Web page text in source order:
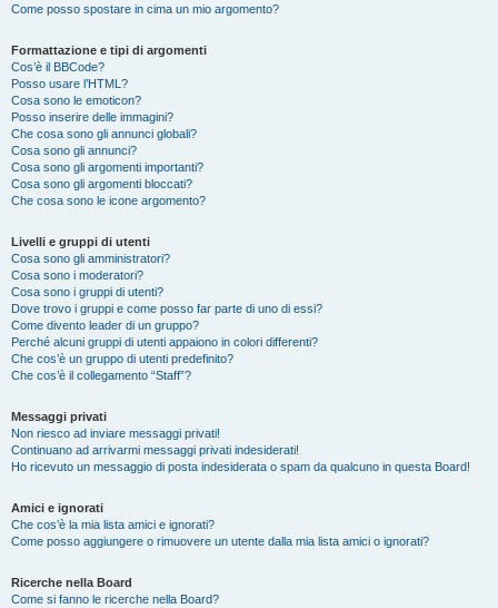
Come posso spostare in cima un mio argomento?
Formattazione e tipi di argomenti
Cos’è il BBCode?
Posso usare l’HTML?
Cosa sono le emoticon?
Posso inserire delle immagini?
Che cosa sono gli annunci globali?
Cosa sono gli annunci?
Cosa sono gli argomenti importanti?
Cosa sono gli argomenti bloccati?
Che cosa sono le icone argomento?
Livelli e gruppi di utenti
Cosa sono gli amministratori?
Cosa sono i moderatori?
Cosa sono i gruppi di utenti?
Dove trovo i gruppi e come posso far parte di uno di essi?
Come divento leader di un gruppo?
Perché alcuni gruppi di utenti appaiono in colori differenti?
Che cos’è un gruppo di utenti predefinito?
Che cos’è il collegamento “Staff”?
Messaggi privati
Non riesco ad inviare messaggi privati!
Continuano ad arrivarmi messaggi privati indesiderati!
Ho ricevuto un messaggio di posta indesiderata o spam da qualcuno in questa Board!
Amici e ignorati
Che cos’è la mia lista amici e ignorati?
Come posso aggiungere o rimuovere un utente dalla mia lista amici o ignorati?
Ricerche nella Board
Come si fanno le ricerche nella Board?